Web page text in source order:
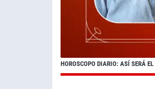
HOROSCOPO DIARIO: ASÍ SERÁ